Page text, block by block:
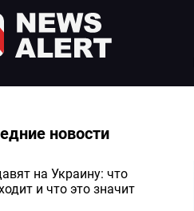
новости
на Украину: что
и что это значит